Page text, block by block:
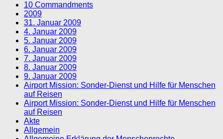
10 Commandments
2009
31. Januar 2009
4. Januar 2009
5. Januar 2009
6. Januar 2009
7. Januar 2009
8. Januar 2009
9. Januar 2009
Airport Mission: Sonder-Dienst und Hilfe für Menschen
auf Reisen
Airport Mission: Sonder-Dienst und Hilfe für Menschen
auf Reisen
Akte
Allgemein